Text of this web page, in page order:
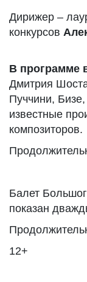
Дирижер –
конкурсов
В программе
Дмитрия
Пуччини,
известные
композиторов.
Балет
показан
12+